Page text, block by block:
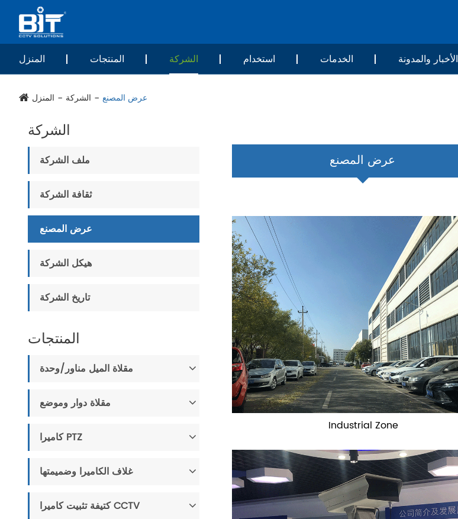
المنزل المنتجات الشركة استخدام الخدمات الأخبار والمدونة
المنزل الشركة عرض المصنع
الشركة
ملف الشركة
ثقافة الشركة
عرض المصنع
هيكل الشركة
تاريخ الشركة
المنتجات
مقلاة الميل مناور/وحدة
مقلاة دوار وموضع
كاميرا PTZ
غلاف الكاميرا وضميمتها
كتيفة تثبيت كاميرا CCTV
عرض المصنع
Industrial Zone